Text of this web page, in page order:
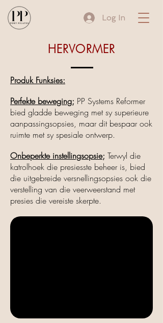
Log In
HERVORMER
Produk Funksies:
Perfekte beweging; PP Systems Reformer
bied gladde beweging met sy superieure
aanpassingsopsies, maar dit bespaar ook
ruimte met sy spesiale ontwerp.
Onbeperkte instellingsopsie; Terwyl die
katrolhoek die presiesste beheer is, bied
die uitgebreide versnellingsopsies ook die
verstelling van die veerweerstand met
presies die vereiste skerpte.